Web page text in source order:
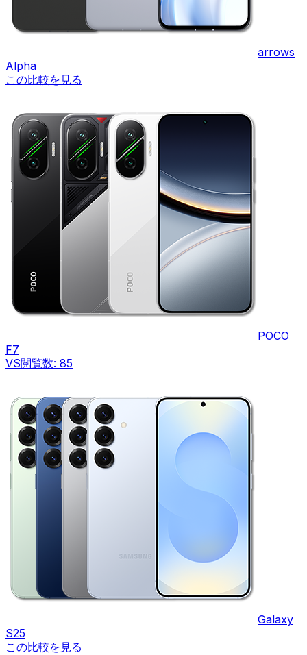
arrows
Alpha
この比較を見る
POCO
F7
VS閲覧数: 85
Galaxy
S25
この比較を見る